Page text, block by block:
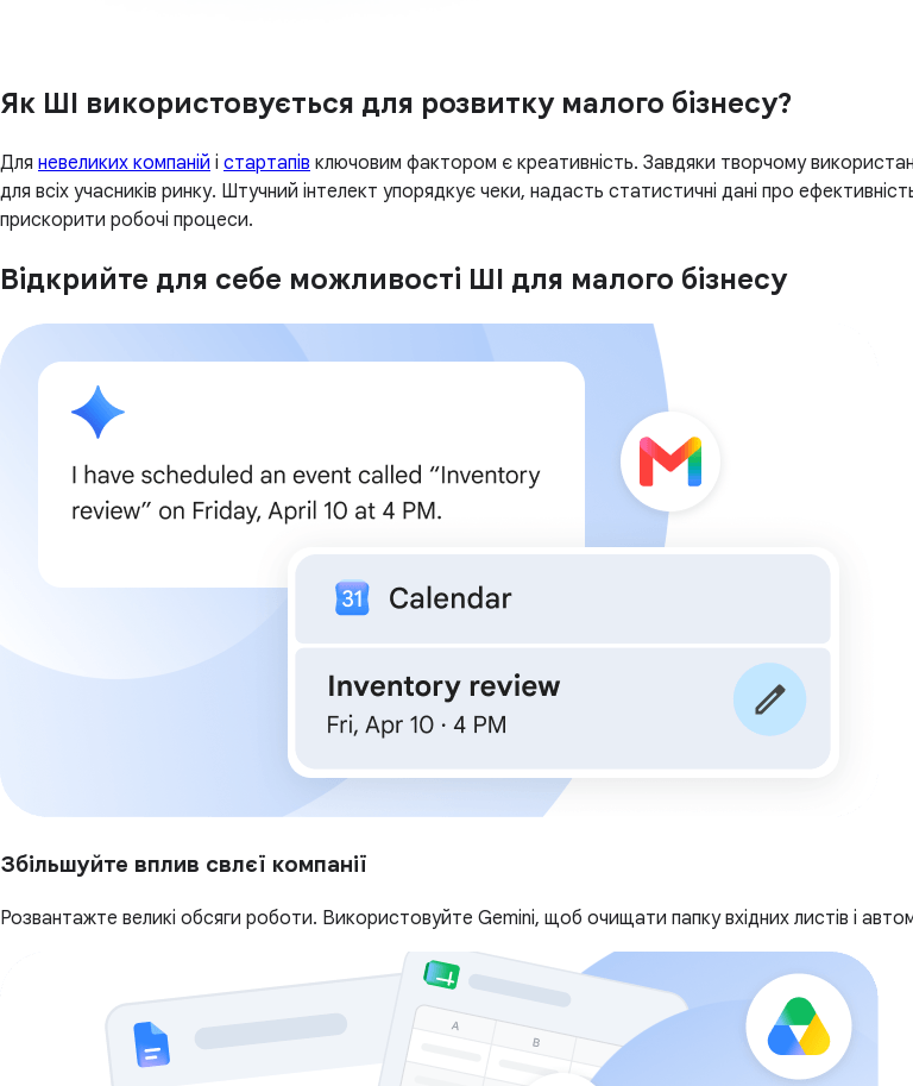
Як ШІ використовується для розвитку малого бізнесу?
Для невеликих компаній і стартапів ключовим фактором є креативність. Завдяки творчому
для всіх учасників ринку. Штучний інтелект упорядкує чеки, надасть статистичні дані про
прискорити робочі процеси.
Відкрийте для себе можливості ШІ для малого бізнесу
Збільшуйте вплив свлєї компанії
Розвантажте великі обсяги роботи. Використовуйте Gemini, щоб очищати папку вхідних листів і